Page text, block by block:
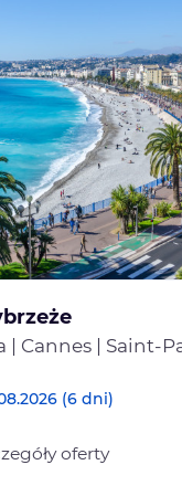
| Cannes | Saint-
(6 dni)
oferty